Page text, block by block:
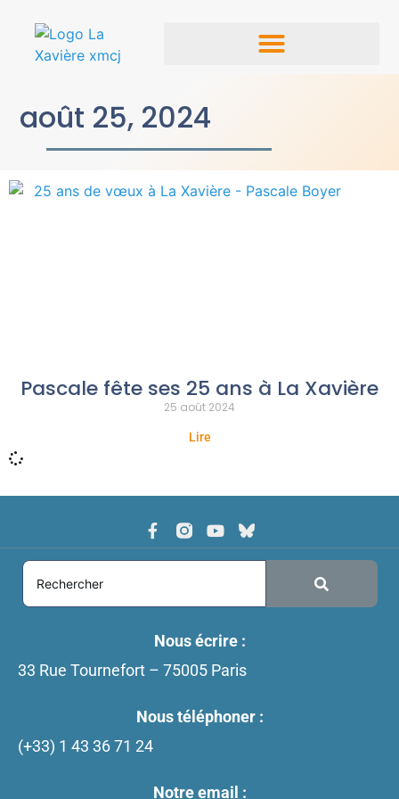
août 25, 2024
Pascale fête ses 25 ans à La Xavière
25 août 2024
Lire
Nous écrire :
33 Rue Tournefort – 75005 Paris
Nous téléphoner :
(+33) 1 43 36 71 24
Notre email :